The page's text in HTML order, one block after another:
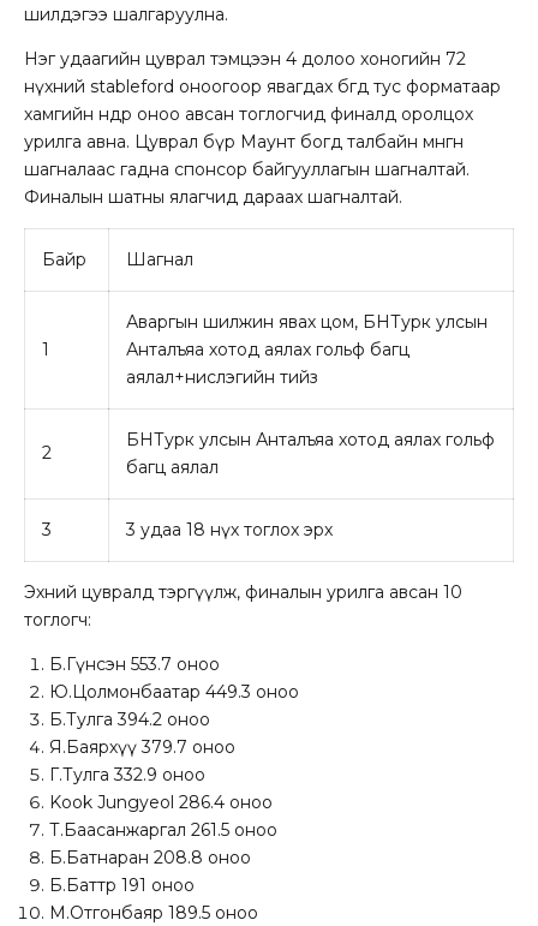
шилдэгээ шалгаруулна.
Нэг удаагийн цуврал тэмцээн 4 долоо хоногийн 72
нүхний stableford оноогоор явагдах бөгөөд тус форматаар
хамгийн өндөр оноо авсан тоглогчид финалд оролцох
урилга авна. Цуврал бүр Маунт богд талбайн мөнгөн
шагналаас гадна спонсор байгууллагын шагналтай.
Финалын шатны ялагчид дараах шагналтай.
Байр Шагнал
1
Аваргын шилжин явах цом, БНТурк улсын
Анталъяа хотод аялах гольф багц
аялал+нислэгийн тийз
2
БНТурк улсын Анталъяа хотод аялах гольф
багц аялал
3 3 удаа 18 нүх тоглох эрх
Эхний цувралд тэргүүлж, финалын урилга авсан 10
тоглогч:
Б.Гүнсэн 553.7 оноо
Ю.Цолмонбаатар 449.3 оноо
Б.Тулга 394.2 оноо
Я.Баярхүү 379.7 оноо
Г.Тулга 332.9 оноо
Kook Jungyeol 286.4 оноо
Т.Баасанжаргал 261.5 оноо
Б.Батнаран 208.8 оноо
Б.Баттөр 191 оноо
М.Отгонбаяр 189.5 оноо